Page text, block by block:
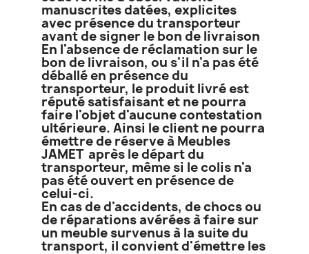
manuscrites datées, explicites
avec présence du transporteur
avant de signer le bon de livraison
En l'absence de réclamation sur le
bon de livraison, ou s'il n'a pas été
déballé en présence du
transporteur, le produit livré est
réputé satisfaisant et ne pourra
faire l'objet d'aucune contestation
ultérieure. Ainsi le client ne pourra
émettre de réserve à Meubles
JAMET après le départ du
transporteur, même si le colis n'a
pas été ouvert en présence de
celui-ci.
En cas de d'accidents, de chocs ou
de réparations avérées à faire sur
un meuble survenus à la suite du
transport, il convient d'émettre les